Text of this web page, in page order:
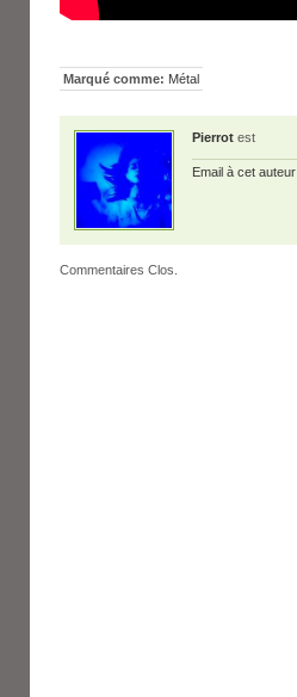
Marqué comme: Métal
Pierrot est
Email à cet auteur
Commentaires Clos.